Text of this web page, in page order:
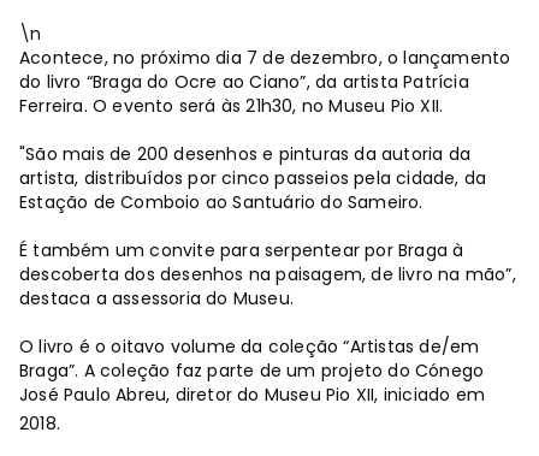
\n
Acontece, no próximo dia 7 de dezembro, o lançamento
do livro “Braga do Ocre ao Ciano”, da artista Patrícia
Ferreira. O evento será às 21h30, no Museu Pio XII.
"São mais de 200 desenhos e pinturas da autoria da
artista, distribuídos por cinco passeios pela cidade, da
Estação de Comboio ao Santuário do Sameiro.
É também um convite para serpentear por Braga à
descoberta dos desenhos na paisagem, de livro na mão”,
destaca a assessoria do Museu.
O livro é o oitavo volume da coleção “Artistas de/em
Braga”. A coleção faz parte de um projeto do Cónego
José Paulo Abreu, diretor do Museu Pio XII, iniciado em
2018.